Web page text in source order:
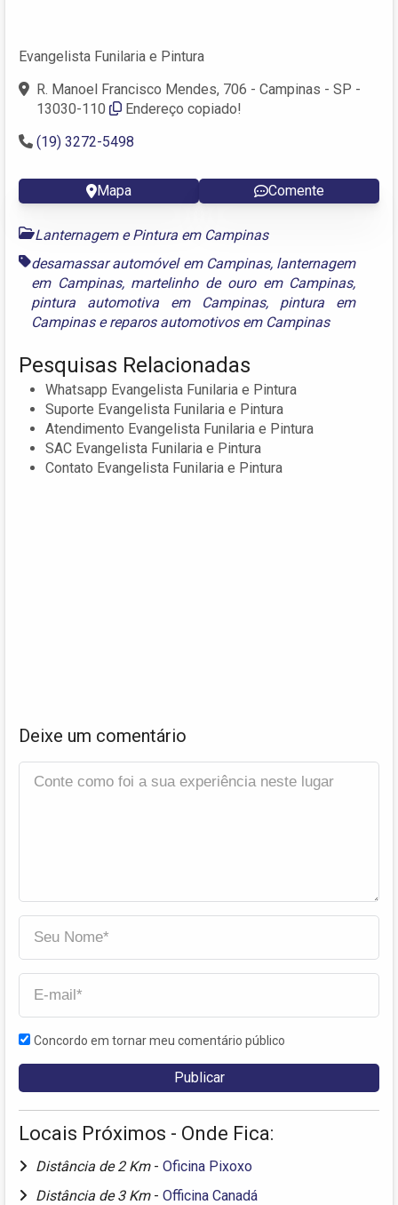
Evangelista Funilaria e Pintura
R. Manoel Francisco Mendes, 706 - Campinas - SP -
13030-110
Endereço copiado!
(19) 3272-5498
Mapa Comente
Lanternagem e Pintura em Campinas
desamassar automóvel em Campinas, lanternagem
em Campinas, martelinho de ouro em Campinas,
pintura automotiva em Campinas, pintura em
Campinasereparos automotivos em Campinas
Pesquisas Relacionadas
Whatsapp Evangelista Funilaria e Pintura
Suporte Evangelista Funilaria e Pintura
Atendimento Evangelista Funilaria e Pintura
SAC Evangelista Funilaria e Pintura
Contato Evangelista Funilaria e Pintura
Deixe um comentário
Concordo em tornar meu comentário público
Locais Próximos - Onde Fica:
Distância de 2 Km - Oficina Pixoxo
Distância de 3 Km - Officina Canadá